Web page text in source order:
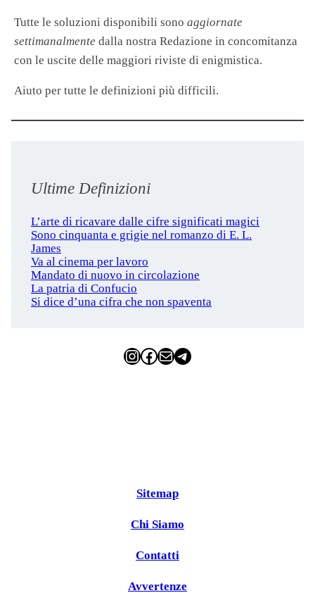
Tutte le soluzioni disponibili sono aggiornate
settimanalmente dalla nostra Redazione in concomitanza
con le uscite delle maggiori riviste di enigmistica.
Aiuto per tutte le definizioni più difficili.
Ultime Definizioni
L’arte di ricavare dalle cifre significati magici
Sono cinquanta e grigie nel romanzo di E. L.
James
Va al cinema per lavoro
Mandato di nuovo in circolazione
La patria di Confucio
Si dice d’una cifra che non spaventa
InstagramFacebook Email Telegram
Sitemap
Chi Siamo
Contatti
Avvertenze